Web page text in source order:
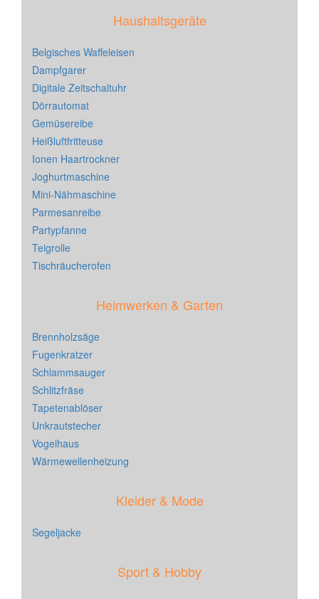
Haushaltsgeräte
Belgisches Waffeleisen
Dampfgarer
Digitale Zeitschaltuhr
Dörrautomat
Gemüsereibe
Heißluftfritteuse
Ionen Haartrockner
Joghurtmaschine
Mini-Nähmaschine
Parmesanreibe
Partypfanne
Teigrolle
Tischräucherofen
Heimwerken & Garten
Brennholzsäge
Fugenkratzer
Schlammsauger
Schlitzfräse
Tapetenablöser
Unkrautstecher
Vogelhaus
Wärmewellenheizung
Kleider & Mode
Segeljacke
Sport & Hobby